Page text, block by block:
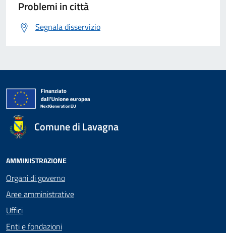
Problemi in città
Segnala disservizio
Comune di Lavagna
AMMINISTRAZIONE
Organi di governo
Aree amministrative
Uffici
Enti e fondazioni